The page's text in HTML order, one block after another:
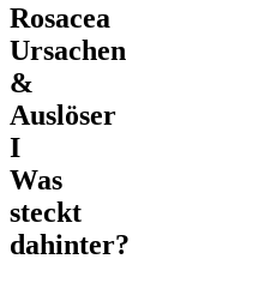
Rosacea
Ursachen
&
Auslöser
I
Was
steckt
dahinter?